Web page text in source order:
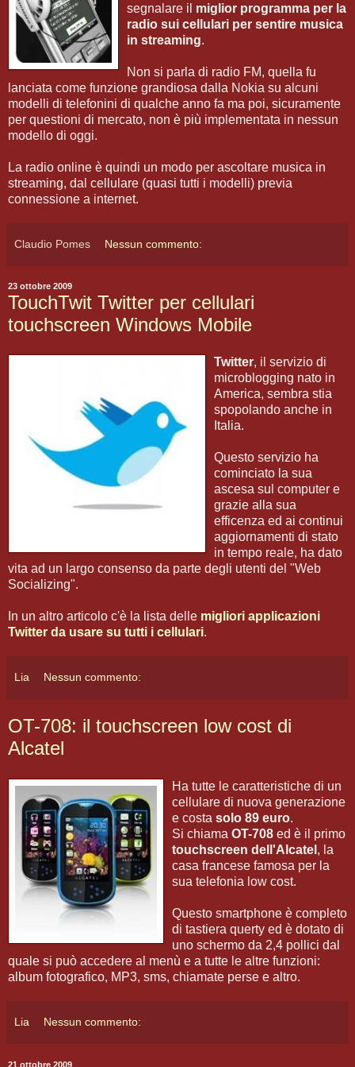
segnalare il miglior programma per la
radio sui cellulari per sentire musica
in streaming.
Non si parla di radio FM, quella fu
lanciata come funzione grandiosa dalla Nokia su alcuni
modelli di telefonini di qualche anno fa ma poi, sicuramente
per questioni di mercato, non è più implementata in nessun
modello di oggi.
La radio online è quindi un modo per ascoltare musica in
streaming, dal cellulare (quasi tutti i modelli) previa
connessione a internet.
Claudio Pomes Nessun commento:
23 ottobre 2009
TouchTwit Twitter per cellulari
touchscreen Windows Mobile
Twitter, il servizio di
microblogging nato in
America, sembra stia
spopolando anche in
Italia.
Questo servizio ha
cominciato la sua
ascesa sul computer e
grazie alla sua
efficenza ed ai continui
aggiornamenti di stato
in tempo reale, ha dato
vita ad un largo consenso da parte degli utenti del "Web
Socializing".
In un altro articolo c'è la lista delle migliori applicazioni
Twitter da usare su tutti i cellulari.
Lia Nessun commento:
OT-708: il touchscreen low cost di
Alcatel
Ha tutte le caratteristiche di un
cellulare di nuova generazione
e costa solo 89 euro.
Si chiama OT-708 ed è il primo
touchscreen dell'Alcatel , la
casa francese famosa per la
sua telefonia low cost.
Questo smartphone è completo
di tastiera querty ed è dotato di
uno schermo da 2,4 pollici dal
quale si può accedere al menù e a tutte le altre funzioni:
album fotografico, MP3, sms, chiamate perse e altro.
Lia Nessun commento:
21 ottobre 2009